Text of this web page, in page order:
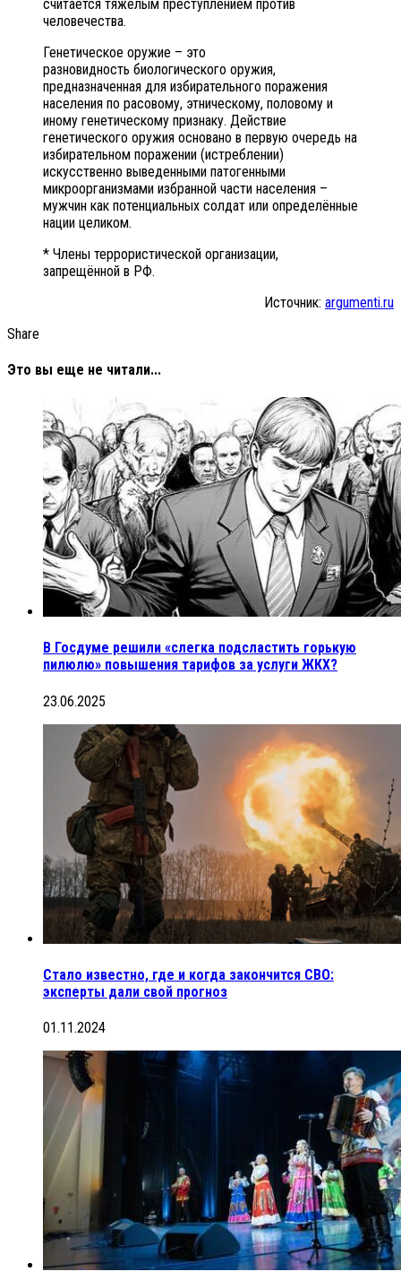
считается тяжёлым преступлением против
человечества.
Генетическое оружие – это
разновидность биологического оружия,
предназначенная для избирательного поражения
населения по расовому, этническому, половому и
иному генетическому признаку. Действие
генетического оружия основано в первую очередь на
избирательном поражении (истреблении)
искусственно выведенными патогенными
микроорганизмами избранной части населения –
мужчин как потенциальных солдат или определённые
нации целиком.
* Члены террористической организации,
запрещённой в РФ.
Источник: argumenti.ru
Share
Это вы еще не читали...
В Госдуме решили «слегка подсластить горькую
пилюлю» повышения тарифов за услуги ЖКХ?
23.06.2025
Стало известно, где и когда закончится СВО:
эксперты дали свой прогноз
01.11.2024